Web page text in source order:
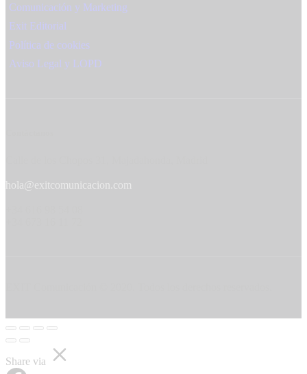
Comunicación y Marketing
Exit Editorial
Política de cookies
Aviso Legal y LOPD
hola@exitcomunicacion.com
Share via